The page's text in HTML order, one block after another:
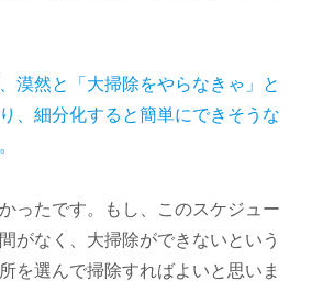
漠然と「大掃除をやらなきゃ」と
、細分化すると簡単にできそうな
たです。もし、このスケジュー
がなく、大掃除ができないという
を選んで掃除すればよいと思いま